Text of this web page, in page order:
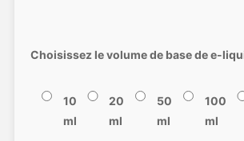
Choisissez le volume de base de e-
10
ml
20
ml
50
ml
100
ml